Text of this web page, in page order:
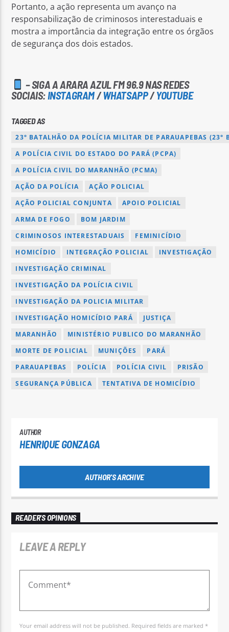
Portanto, a ação representa um avanço na
responsabilização de criminosos interestaduais e
mostra a importância da integração entre os órgãos
de segurança dos dois estados.
– SIGA A ARARA AZUL FM 96.9 NAS REDES
SOCIAIS: INSTAGRAM/WHATSAPP/YOUTUBE
TAGGED AS
23° BATALHÃO DA POLÍCIA MILITAR DE PARAUAPEBAS (23°
A POLÍCIA CIVIL DO ESTADO DO PARÁ (PCPA)
A POLÍCIA CIVIL DO MARANHÃO (PCMA)
AÇÃO DA POLÍCIA
AÇÃO POLICIAL
AÇÃO POLICIAL CONJUNTA
APOIO POLICIAL
ARMA DE FOGO
BOM JARDIM
CRIMINOSOS INTERESTADUAIS
FEMINICÍDIO
HOMICÍDIO
INTEGRAÇÃO POLICIAL
INVESTIGAÇÃO
INVESTIGAÇÃO CRIMINAL
INVESTIGAÇÃO DA POLÍCIA CIVIL
INVESTIGAÇÃO DA POLICIA MILITAR
INVESTIGAÇÃO HOMICÍDIO PARÁ
JUSTIÇA
MARANHÃO
MINISTÉRIO PUBLICO DO MARANHÃO
MORTE DE POLICIAL
MUNIÇÕES
PARÁ
PARAUAPEBAS
POLÍCIA POLÍCIA CIVIL
PRISÃO
SEGURANÇA PÚBLICA
TENTATIVA DE HOMICÍDIO
AUTHOR
HENRIQUE GONZAGA
AUTHOR'S ARCHIVE
READER'S OPINIONS
LEAVE A REPLY
Your email address will not be published. Required fields are marked *